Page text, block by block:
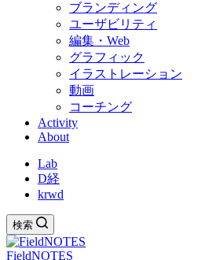
ブランディング
ユーザビリティ
編集・Web
グラフィック
イラストレーション
動画
コーチング
Activity
About
Lab
D経
krwd
検索
FieldNOTES